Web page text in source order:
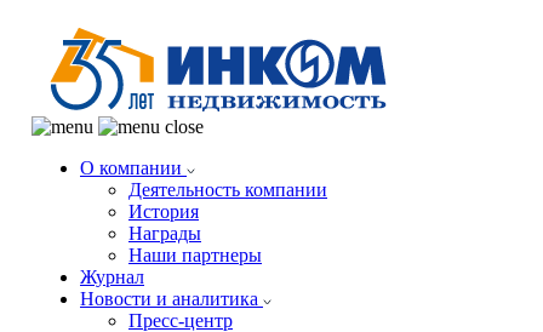
О компании
Деятельность компании
История
Награды
Наши партнеры
Журнал
Новости и аналитика
Пресс-центр